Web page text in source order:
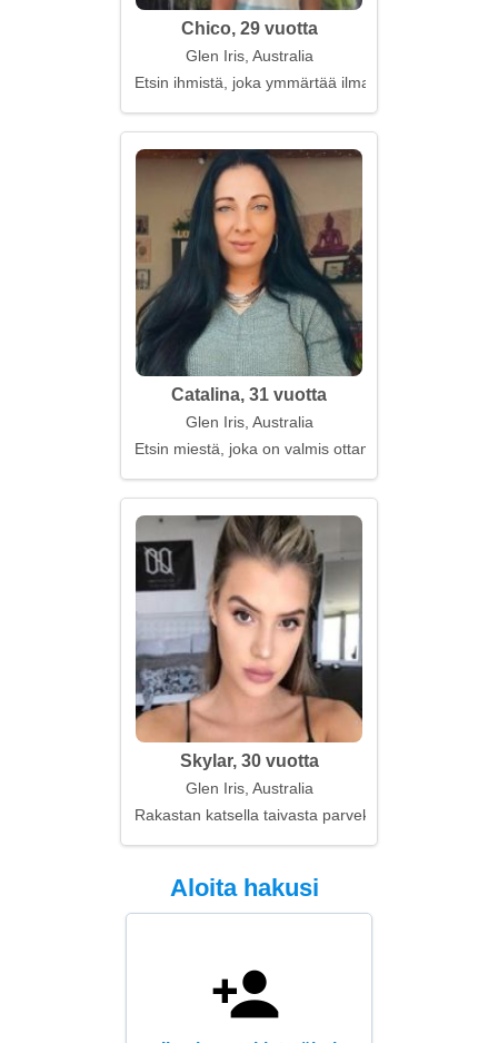
Chico, 29 vuotta
Glen Iris, Australia
Etsin ihmistä, joka ymmärtää ilman sanoja
Catalina, 31 vuotta
Glen Iris, Australia
Etsin miestä, joka on valmis ottamaan vakavia
Skylar, 30 vuotta
Glen Iris, Australia
Rakastan katsella taivasta parvekkeelta
Aloita hakusi